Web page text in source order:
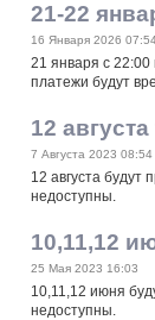
21-22
16 Января 2026
21 января с
платежи будут
12
7 Августа 2023 08:54
12 августа
недоступны.
10,11,12
25 Мая 2023 16:03
10,11,12 июня
недоступны.